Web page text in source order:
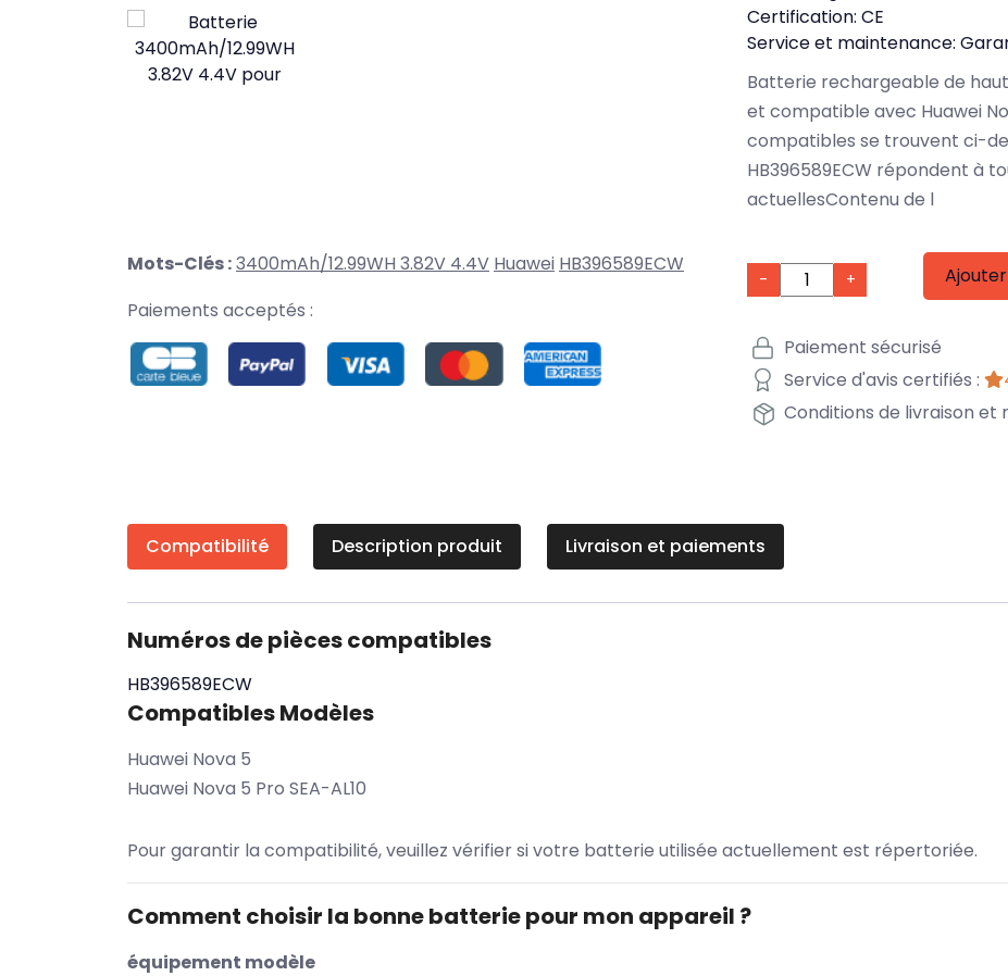
Mots-Clés :3400mAh/12.99WH 3.82V 4.4V Huawei HB396589ECW
Paiements acceptés :
Certification: CE
Service et maintenance:
Batterie rechargeable de
et compatible avec Huawei
compatibles se trouvent ci-
HB396589ECW répondent à
actuellesContenu de l
- +
Paiement sécurisé
Service d'avis certifiés :
Conditions de livraison et
Compatibilité Description produit Livraison et paiements
Numéros de pièces compatibles
HB396589ECW
Compatibles Modèles
Huawei Nova 5
Huawei Nova 5 Pro SEA-AL10
Pour garantir la compatibilité, veuillez vérifier si votre batterie utilisée actuellement est répertoriée.
Comment choisir la bonne batterie pour mon appareil ?
équipement modèle